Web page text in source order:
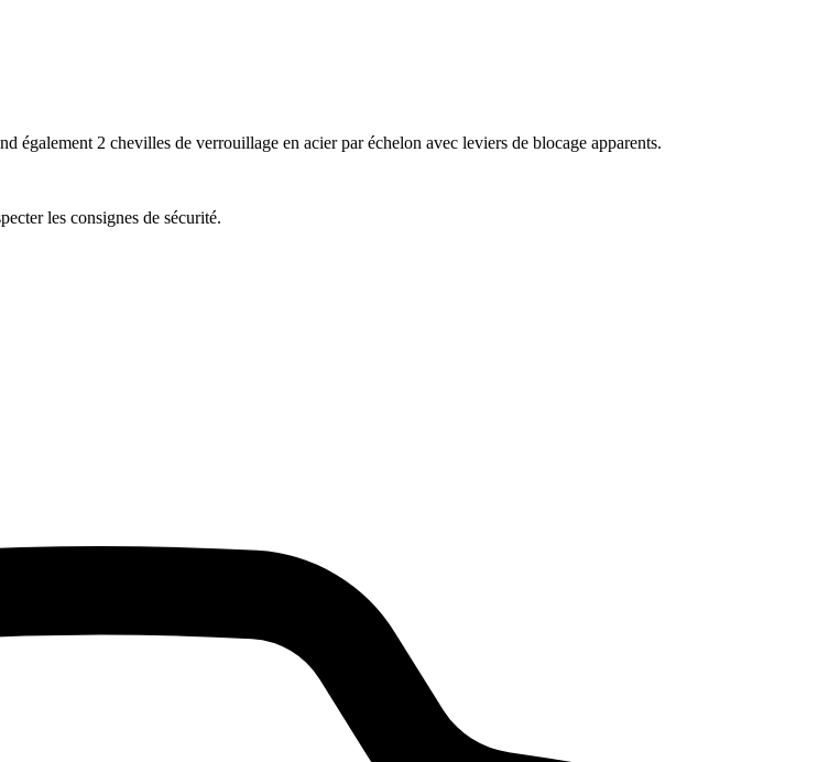
également 2 chevilles de verrouillage en acier par échelon avec leviers de blocage apparents.
les consignes de sécurité.